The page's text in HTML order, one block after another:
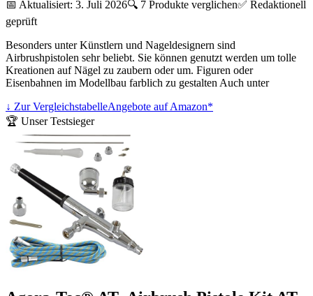
📅 Aktualisiert: 3. Juli 2026🔍 7 Produkte verglichen✅ Redaktionell
geprüft
Besonders unter Künstlern und Nageldesignern sind
Airbrushpistolen sehr beliebt. Sie können genutzt werden um tolle
Kreationen auf Nägel zu zaubern oder um. Figuren oder
Eisenbahnen im Modellbau farblich zu gestalten Auch unter
↓ Zur VergleichstabelleAngebote auf Amazon*
🏆 Unser Testsieger